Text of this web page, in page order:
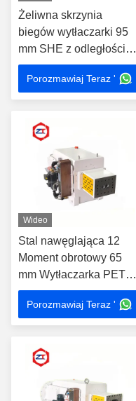
Żeliwna skrzynia
biegów wytłaczarki 95
mm SHE z odległością
środkową z tworzywa
sztucznego Silnik prądu
stałego o wysokim
ze skrzynią biegów
Porozmawiaj Teraz '
Wideo
Stal nawęglająca 12
Moment obrotowy 65
mm Wytłaczarka PET
Przekładnia redukcyjna
Typy przekładni Silnik z
przekładnią o wysokim
Porozmawiaj Teraz '